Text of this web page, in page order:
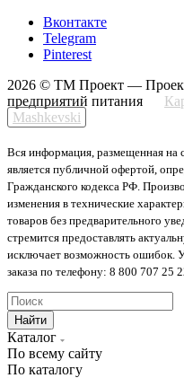
Вконтакте
Telegram
Pinterest
2026 © ТМ Проект —
предприятий питания
Mashkevski
Вся информация, размещенная на
является публичной офертой,
Гражданского кодекса РФ.
изменения в технические
товаров без предварительного
стремится предоставлять
исключает возможность ошибок.
заказа по телефону: 8 800 707 25
Найти
Каталог
По всему сайту
По каталогу